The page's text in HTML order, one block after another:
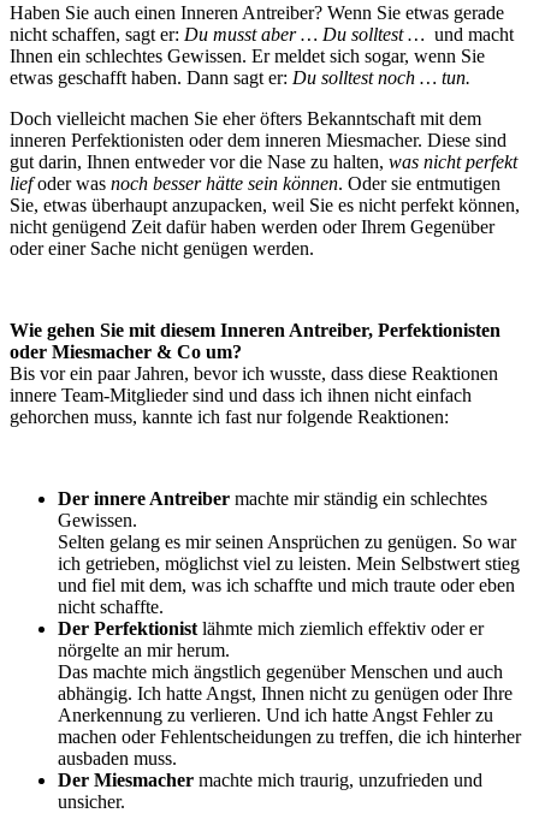
Haben Sie auch einen Inneren Antreiber? Wenn Sie etwas gerade
nicht schaffen, sagt er: Du musst aber … Du solltest … und macht
Ihnen ein schlechtes Gewissen. Er meldet sich sogar, wenn Sie
etwas geschafft haben. Dann sagt er: Du solltest noch … tun.
Doch vielleicht machen Sie eher öfters Bekanntschaft mit dem
inneren Perfektionisten oder dem inneren Miesmacher. Diese sind
gut darin, Ihnen entweder vor die Nase zu halten, was nicht perfekt
liefoder was noch besser hätte sein können. Oder sie entmutigen
Sie, etwas überhaupt anzupacken, weil Sie es nicht perfekt können,
nicht genügend Zeit dafür haben werden oder Ihrem Gegenüber
oder einer Sache nicht genügen werden.
Wie gehen Sie mit diesem Inneren Antreiber, Perfektionisten
oder Miesmacher & Co um?
Bis vor ein paar Jahren, bevor ich wusste, dass diese Reaktionen
innere Team-Mitglieder sind und dass ich ihnen nicht einfach
gehorchen muss, kannte ich fast nur folgende Reaktionen:
Der innere Antreiber machte mir ständig ein schlechtes
Gewissen.
Selten gelang es mir seinen Ansprüchen zu genügen. So war
ich getrieben, möglichst viel zu leisten. Mein Selbstwert stieg
und fiel mit dem, was ich schaffte und mich traute oder eben
nicht schaffte.
Der Perfektionist lähmte mich ziemlich effektiv oder er
nörgelte an mir herum.
Das machte mich ängstlich gegenüber Menschen und auch
abhängig. Ich hatte Angst, Ihnen nicht zu genügen oder Ihre
Anerkennung zu verlieren. Und ich hatte Angst Fehler zu
machen oder Fehlentscheidungen zu treffen, die ich hinterher
ausbaden muss.
Der Miesmacher machte mich traurig, unzufrieden und
unsicher.